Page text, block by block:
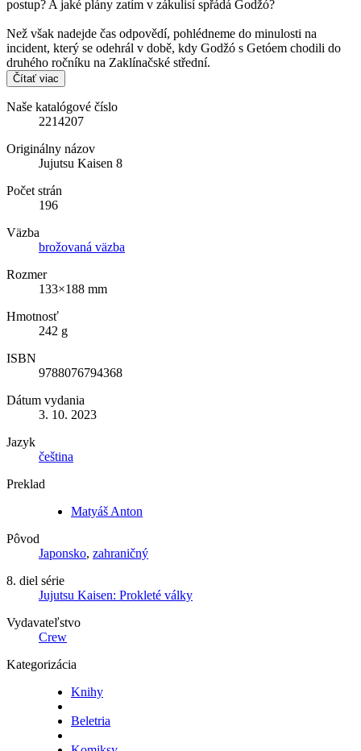
postup? A jaké plány zatím v zákulisí spřádá Godžó?
Než však nadejde čas odpovědí, pohlédneme do minulosti na
incident, který se odehrál v době, kdy Godžó s Getóem chodili do
druhého ročníku na Zaklínačské střední.
Čítať viac
Naše katalógové číslo
2214207
Originálny názov
Jujutsu Kaisen 8
Počet strán
196
Väzba
brožovaná väzba
Rozmer
133×188 mm
Hmotnosť
242 g
ISBN
9788076794368
Dátum vydania
3. 10. 2023
Jazyk
čeština
Preklad
Matyáš Anton
Pôvod
Japonsko, zahraničný
8. diel série
Jujutsu Kaisen: Prokleté války
Vydavateľstvo
Crew
Kategorizácia
Knihy
Beletria